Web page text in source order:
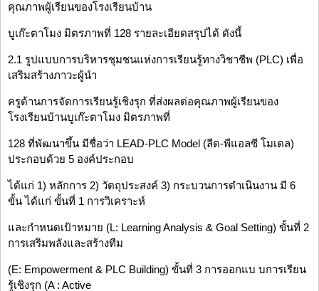
คุณภาพผู้เรียนของโรงเรียนบ้าน
บูเก๊ะตาโมง มิตรภาพที่ 128 รายละเอียดสรุปได้ ดังนี้
2.1 รูปแบบการบริหารชุมชนแห่งการเรียนรู้ทางวิชาชีพ (PLC) เพื่อ
เสริมสร้างภาวะผู้นำ
ครูด้านการจัดการเรียนรู้เชิงรุก ที่ส่งผลต่อคุณภาพผู้เรียนของ
โรงเรียนบ้านบูเก๊ะตาโมง มิตรภาพที่
128 ที่พัฒนาขึ้น มีชื่อว่า LEAD-PLC Model (ลีด-พีแอลซี โมเดล)
ประกอบด้วย 5 องค์ประกอบ
ได้แก่ 1) หลักการ 2) วัตถุประสงค์ 3) กระบวนการดำเนินงาน มี 6
ขั้น ได้แก่ ขั้นที่ 1 การวิเคราะห์
และกำหนดเป้าหมาย (L: Learning Analysis & Goal Setting) ขั้นที่ 2
การเสริมพลังและสร้างทีม
(E: Empowerment & PLC Building) ขั้นที่ 3 การออกแบ บการเรียน
รู้เชิงรุก (A : Active